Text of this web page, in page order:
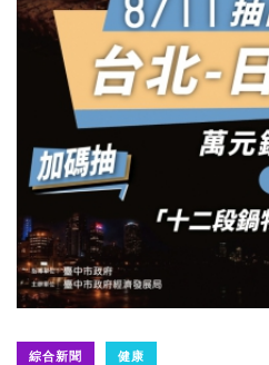
綜合新聞 健康